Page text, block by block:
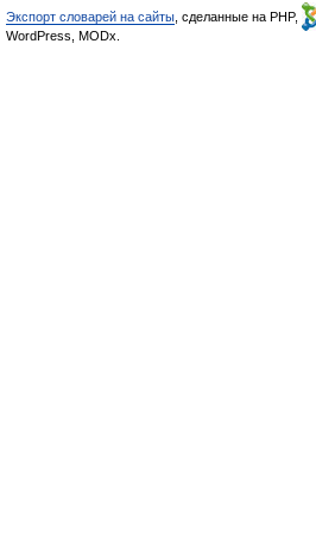
Экспорт словарей на сайты , сделанные на PHP,
WordPress, MODx.